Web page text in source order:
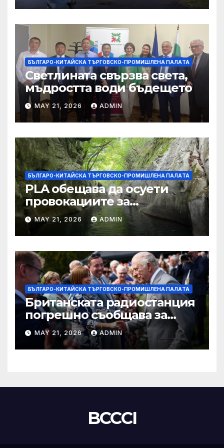
БЪЛГАРО-КИТАЙСКА ТЪРГОВСКО-ПРОМИШЛЕНА ПАЛAТА
Светлината свързва света,
мъдростта води бъдещето
MAY 21, 2026 ADMIN
БЪЛГАРО-КИТАЙСКА ТЪРГОВСКО-ПРОМИШЛЕНА ПАЛAТА
PLA обещава да осуети
провокациите за
„независимост на Тайван“.
MAY 21, 2026 ADMIN
БЪЛГАРО-КИТАЙСКА ТЪРГОВСКО-ПРОМИШЛЕНА ПАЛAТА
Британската радиостанция
погрешно съобщава за
смъртта на крал Чарлз
MAY 21, 2026 ADMIN
BCCCI